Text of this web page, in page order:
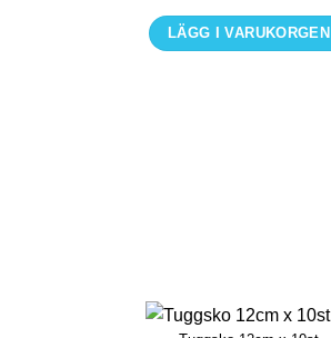
LÄGG I VARUKORGEN
kan